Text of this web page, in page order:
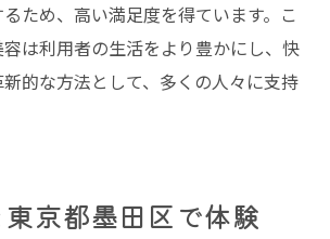
ため、高い満足度を得ています。こ
は利用者の生活をより豊かにし、快
的な方法として、多くの人々に支持
京都墨田区で体験